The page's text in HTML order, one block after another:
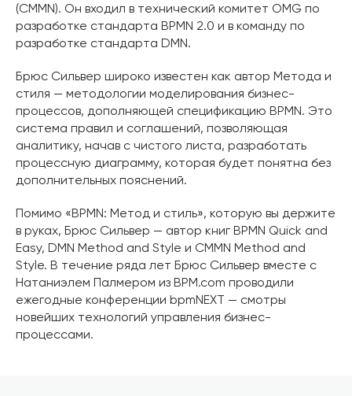
(CMMN). Он входил в технический комитет OMG по
разработке стандарта BPMN 2.0 и в команду по
разработке стандарта DMN.
Брюс Сильвер широко известен как автор Метода и
стиля — методологии моделирования бизнес-
процессов, дополняющей спецификацию BPMN. Это
система правил и соглашений, позволяющая
аналитику, начав с чистого листа, разработать
процессную диаграмму, которая будет понятна без
дополнительных пояснений.
Помимо «BPMN: Метод и стиль», которую вы держите
в руках, Брюс Сильвер — автор книг BPMN Quick and
Easy, DMN Method and Style и CMMN Method and
Style. В течение ряда лет Брюс Сильвер вместе с
Натаниэлем Палмером из BPM.com проводили
ежегодные конференции bpmNEXT — смотры
новейших технологий управления бизнес-
процессами.